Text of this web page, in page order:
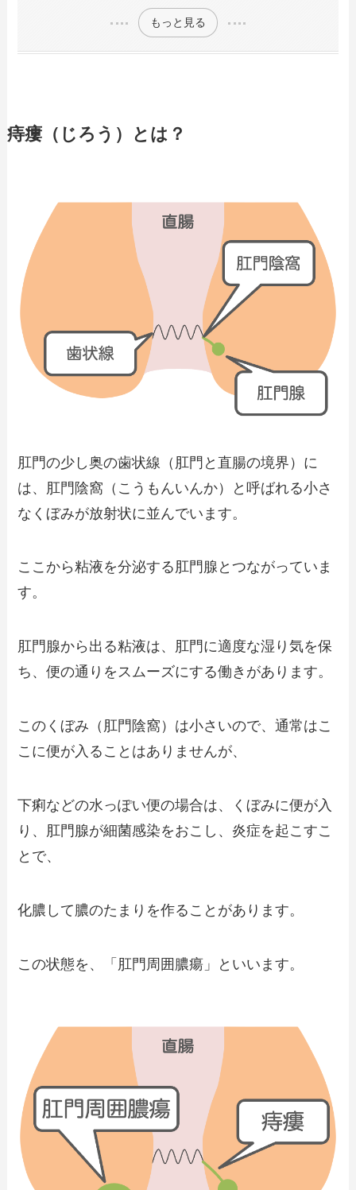
もっと見る
痔瘻（じろう）とは？
肛門の少し奥の歯状線（肛門と直腸の境界）に
は、肛門陰窩（こうもんいんか）と呼ばれる小さ
なくぼみが放射状に並んでいます。
ここから粘液を分泌する肛門腺とつながっていま
す。
肛門腺から出る粘液は、肛門に適度な湿り気を保
ち、便の通りをスムーズにする働きがあります。
このくぼみ（肛門陰窩）は小さいので、通常はこ
こに便が入ることはありませんが、
下痢などの水っぽい便の場合は、くぼみに便が入
り、肛門腺が細菌感染をおこし、炎症を起こすこ
とで、
化膿して膿のたまりを作ることがあります。
この状態を、「肛門周囲膿瘍」といいます。